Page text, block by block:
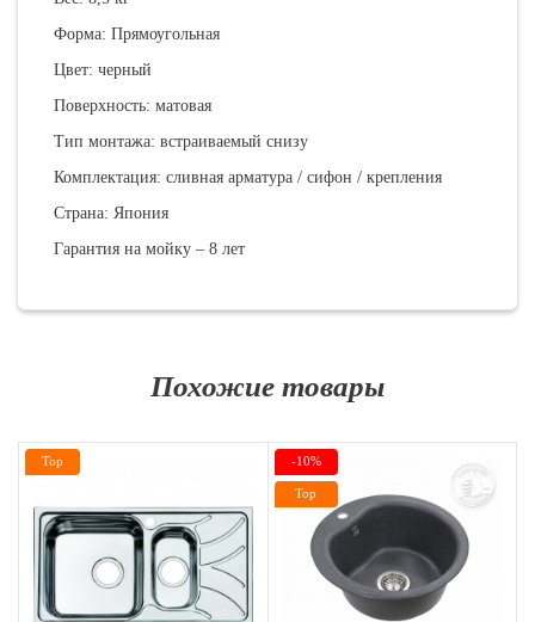
Форма: Прямоугольная
Цвет: черный
Поверхность: матовая
Тип монтажа: встраиваемый снизу
Комплектация: сливная арматура / сифон / крепления
Страна: Япония
Гарантия на мойку – 8 лет
Похожие товары
Top -10%
Top